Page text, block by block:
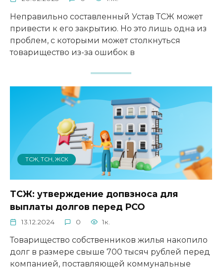
Неправильно составленный Устав ТСЖ может
привести к его закрытию. Но это лишь одна из
проблем, с которыми может столкнуться
товарищество из-за ошибок в
ТСЖ, ТСН, ЖСК
ТСЖ: утверждение допвзноса для
выплаты долгов перед РСО
13.12.2024 0 1к.
Товарищество собственников жилья накопило
долг в размере свыше 700 тысяч рублей перед
компанией, поставляющей коммунальные